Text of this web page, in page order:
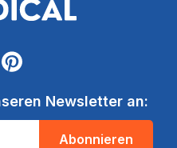
Newsletter an:
Abonnieren